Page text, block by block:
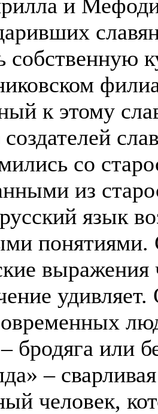
и
собственную
к этому
со
из
язык
выражения
бродяга или
–
человек,